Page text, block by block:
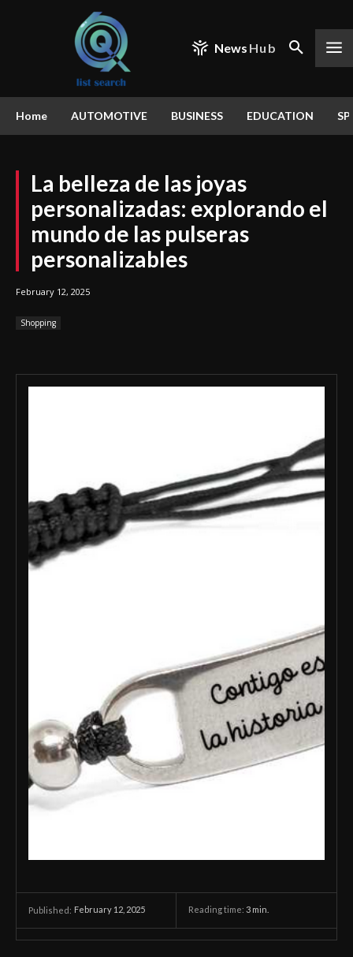
News Hub
Home AUTOMOTIVE BUSINESS EDUCATION
La belleza de las joyas
personalizadas: explorando el
mundo de las pulseras
personalizables
February 12, 2025
Shopping
Published: February 12, 2025 Reading time: 3 min.